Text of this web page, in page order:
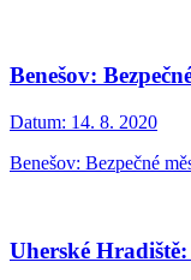
Benešov:
Datum: 14. 8. 2020
Benešov: Bezpečné
Uherské